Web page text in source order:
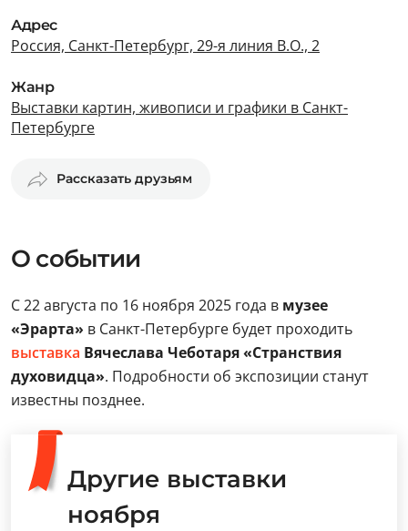
Адрес
Россия, Санкт-Петербург, 29-я линия В.О., 2
Жанр
Выставки картин, живописи и графики в Санкт-
Петербурге
Рассказать друзьям
О событии
С 22 августа по 16 ноября 2025 года в музее
«Эрарта» в Санкт-Петербурге будет проходить
выставка Вячеслава Чеботаря «Странствия
духовидца». Подробности об экспозиции станут
известны позднее.
Другие выставки
ноября